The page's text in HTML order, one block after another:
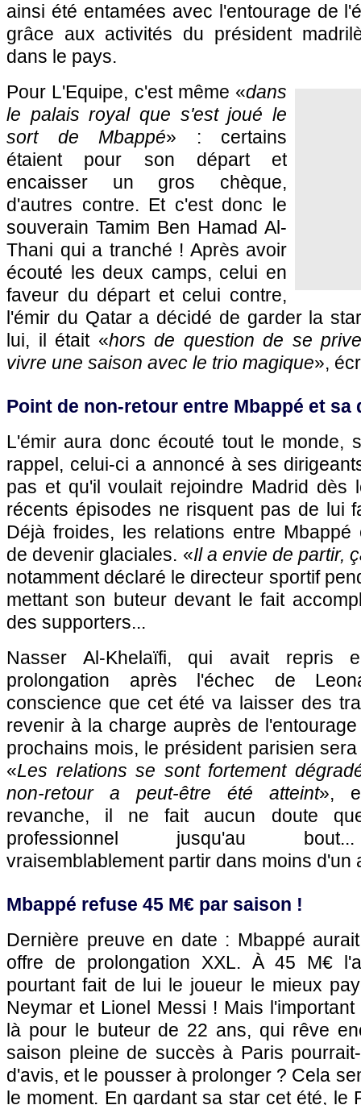
ainsi été entamées avec l'entourage de
grâce aux activités du président
dans le pays.
Pour L'Equipe, c'est même «dans
le palais royal que s'est joué le
sort de Mbappé» : certains
étaient pour son départ et
encaisser un gros chèque,
d'autres contre. Et c'est donc le
souverain Tamim Ben Hamad Al-
Thani qui a tranché ! Après avoir
écouté les deux camps, celui en
faveur du départ et celui contre,
l'émir du Qatar a décidé de garder la
lui, il était «hors de question de se
vivre une saison avec le trio magique»,
Point de non-retour entre Mbappé et sa
L'émir aura donc écouté tout le monde,
rappel, celui-ci a annoncé à ses
pas et qu'il voulait rejoindre Madrid dès
récents épisodes ne risquent pas de lui
Déjà froides, les relations entre Mbappé
de devenir glaciales. «Il a envie de partir,
notamment déclaré le directeur sportif
mettant son buteur devant le fait
des supporters...
Nasser Al-Khelaïfi, qui avait repris
prolongation après l'échec de
conscience que cet été va laisser des
revenir à la charge auprès de
prochains mois, le président parisien
«Les relations se sont fortement
non-retour a peut-être été atteint»,
revanche, il ne fait aucun doute
professionnel jusqu'au
vraisemblablement partir dans moins d'un
Mbappé refuse 45 M€ par saison !
Dernière preuve en date : Mbappé
offre de prolongation XXL. À 45 M€
pourtant fait de lui le joueur le mieux
Neymar et Lionel Messi ! Mais
là pour le buteur de 22 ans, qui rêve
saison pleine de succès à Paris
d'avis, et le pousser à prolonger ? Cela
le moment. En gardant sa star cet été, le